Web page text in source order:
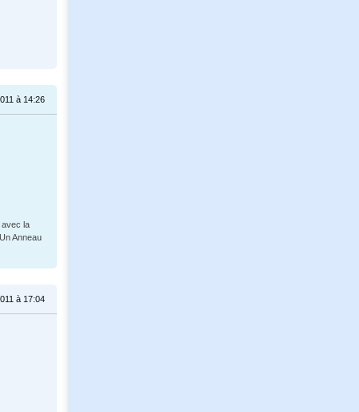
à 14:26
la
Anneau
à 17:04